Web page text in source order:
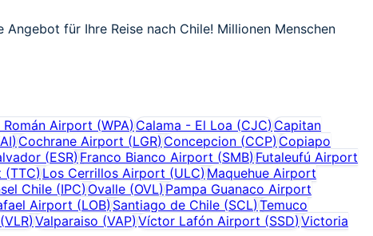
für Ihre Reise nach Chile! Millionen Menschen
Román Airport (WPA)Calama - El Loa (CJC)Capitan
) Cochrane Airport (LGR) Concepcion (CCP)Copiapo
(ESR) Franco Bianco Airport (SMB) Futaleufú Airport
(TTC) Los Cerrillos Airport (ULC) Maquehue Airport
Chile (IPC) Ovalle (OVL) Pampa Guanaco Airport
Airport (LOB) Santiago de Chile (SCL) Temuco
(VLR) Valparaiso (VAP) Víctor Lafón Airport (SSD) Victoria